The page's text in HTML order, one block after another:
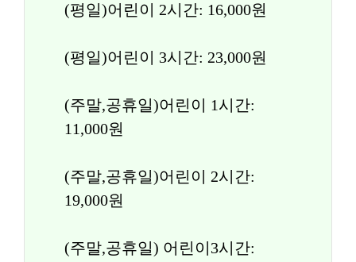
(평일)어린이 2시간: 16,000원
(평일)어린이 3시간: 23,000원
(주말,공휴일)어린이 1시간:
11,000원
(주말,공휴일)어린이 2시간:
19,000원
(주말,공휴일) 어린이3시간: